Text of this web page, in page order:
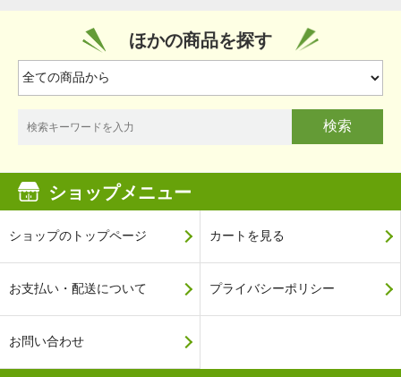
ほかの商品を探す
検索
ショップメニュー
ショップのトップページ カートを見る
お支払い・配送について プライバシーポリシー
お問い合わせ